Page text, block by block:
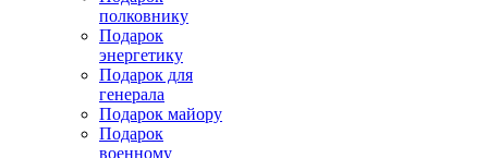
полковнику
Подарок
энергетику
Подарок для
генерала
Подарок майору
Подарок
военному